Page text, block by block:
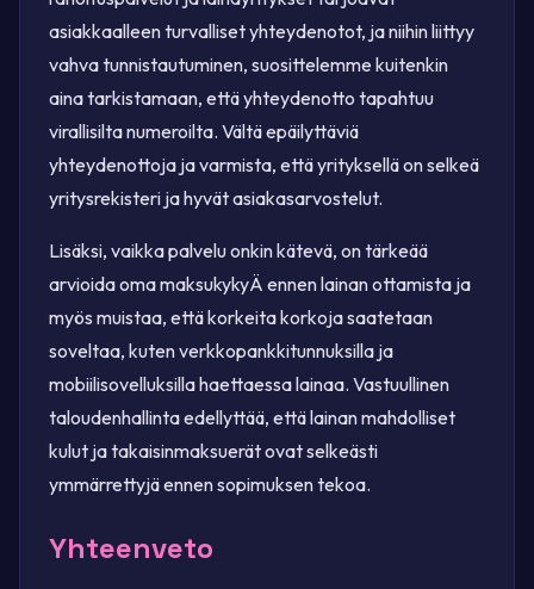
asiakkaalleen turvalliset yhteydenotot, ja niihin liittyy
vahva tunnistautuminen, suosittelemme kuitenkin
aina tarkistamaan, että yhteydenotto tapahtuu
virallisilta numeroilta. Vältä epäilyttäviä
yhteydenottoja ja varmista, että yrityksellä on selkeä
yritysrekisteri ja hyvät asiakasarvostelut.
Lisäksi, vaikka palvelu onkin kätevä, on tärkeää
arvioida oma maksukykyÄ ennen lainan ottamista ja
myös muistaa, että korkeita korkoja saatetaan
soveltaa, kuten verkkopankkitunnuksilla ja
mobiilisovelluksilla haettaessa lainaa. Vastuullinen
taloudenhallinta edellyttää, että lainan mahdolliset
kulut ja takaisinmaksuerät ovat selkeästi
ymmärrettyjä ennen sopimuksen tekoa.
Yhteenveto